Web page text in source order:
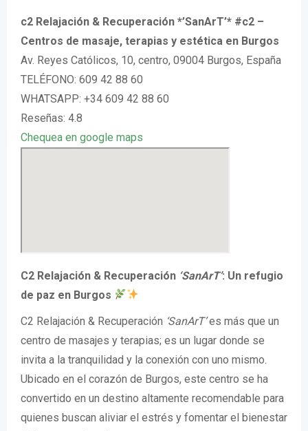
c2 Relajación & Recuperación *’SanArT’* #c2 –
Centros de masaje, terapias y estética en Burgos
Av. Reyes Católicos, 10, centro, 09004 Burgos, España
TELÉFONO: 609 42 88 60
WHATSAPP: +34 609 42 88 60
Reseñas: 4.8
Chequea en google maps
C2 Relajación & Recuperación ‘SanArT’: Un refugio
de paz en Burgos
C2 Relajación & Recuperación ‘SanArT’es más que un
centro de masajes y terapias; es un lugar donde se
invita a la tranquilidad y la conexión con uno mismo.
Ubicado en el corazón de Burgos, este centro se ha
convertido en un destino altamente recomendable para
quienes buscan aliviar el estrés y fomentar el bienestar